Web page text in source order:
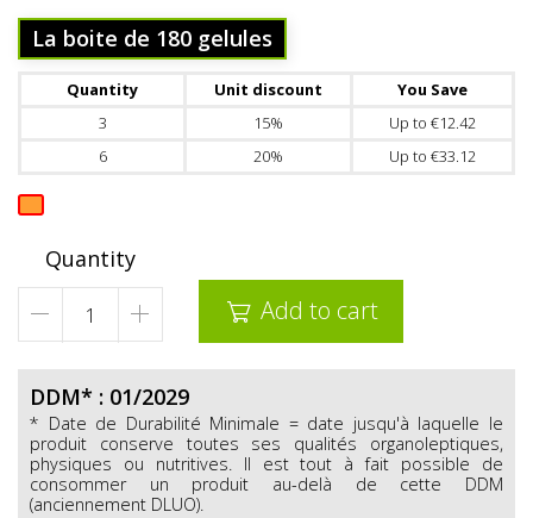
La boite de 180 gelules
Quantity Unit discount
You Save
3
15%
Up to €12.42
6
20% Up to €33.12
Quantity
 Add to cart
DDM* : 01/2029
* Date de Durabilité Minimale = date jusqu'à laquelle le
produit conserve toutes ses qualités organoleptiques,
physiques ou nutritives. Il est tout à fait possible de
consommer un produit au-delà de cette DDM
(anciennement DLUO).